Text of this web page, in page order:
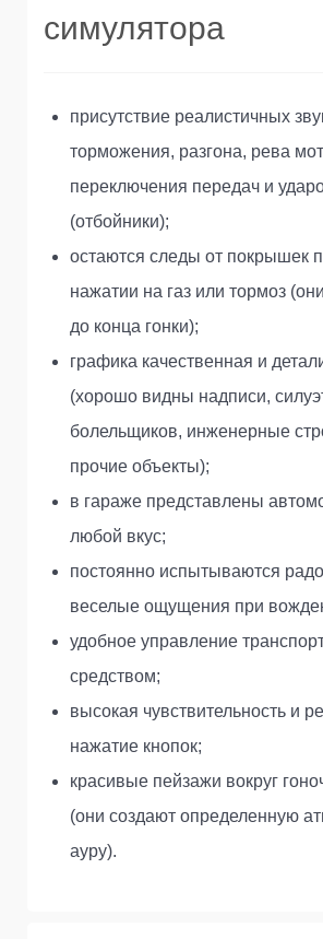
симулятора
присутствие реалистичных
торможения, разгона, рева
переключения передач и
(отбойники);
остаются следы от покрышек
нажатии на газ или тормоз
до конца гонки);
графика качественная и
(хорошо видны надписи,
болельщиков, инженерные
прочие объекты);
в гараже представлены
любой вкус;
постоянно испытываются
веселые ощущения при
удобное управление
средством;
высокая чувствительность и
нажатие кнопок;
красивые пейзажи вокруг
(они создают определенную
ауру).